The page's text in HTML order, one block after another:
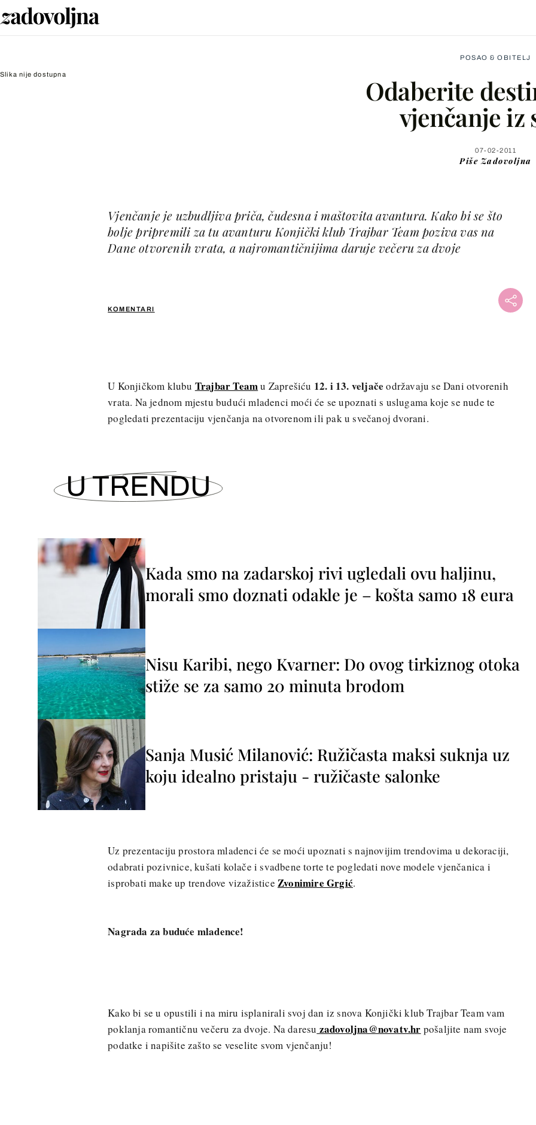
Slika nije dostupna
POSAO & OBITELJ
Odaberite
vjenčanje iz
07-02-2011
Piše Zadovoljna
KOMENTARI
Vjenčanje je uzbudljiva priča, čudesna i maštovita avantura. Kako bi se što
bolje pripremili za tu avanturu Konjički klub Trajbar Team poziva vas na
Dane otvorenih vrata, a najromantičnijima daruje večeru za dvoje
WhatsApp
Viber
U Konjičkom klubu Trajbar Teamu Zaprešiću 12. i 13. veljačeodržavaju se Dani otvorenih
vrata. Na jednom mjestu budući mladenci moći će se upoznati s uslugama koje se nude te
pogledati prezentaciju vjenčanja na otvorenom ili pak u svečanoj dvorani.
U TRENDU
Kada smo na zadarskoj rivi ugledali ovu haljinu,
morali smo doznati odakle je – košta samo 18 eura
Nisu Karibi, nego Kvarner: Do ovog tirkiznog otoka
stiže se za samo 20 minuta brodom
Sanja Musić Milanović: Ružičasta maksi suknja uz
koju idealno pristaju - ružičaste salonke
Uz prezentaciju prostora mladenci će se moći upoznati s najnovijim trendovima u dekoraciji,
odabrati pozivnice, kušati kolače i svadbene torte te pogledati nove modele vjenčanica i
isprobati make up trendove vizažistice Zvonimire Grgić.
Nagrada za buduće mladence!
Kako bi se u opustili i na miru isplanirali svoj dan iz snova Konjički klub Trajbar Team vam
poklanja romantičnu večeru za dvoje. Na daresu zadovoljna@novatv.hr pošaljite nam svoje
podatke i napišite zašto se veselite svom vjenčanju!